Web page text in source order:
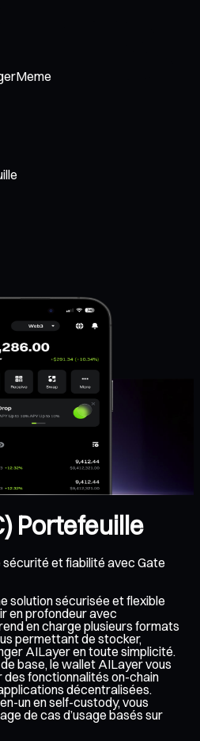
Meme
Portefeuille
et fiabilité avec Gate
solution sécurisée et flexible
en profondeur avec
en charge plusieurs formats
permettant de stocker,
AILayer en toute simplicité.
base, le wallet AILayer vous
fonctionnalités on-chain
décentralisées.
un en self-custody, vous
de cas d’usage basés sur